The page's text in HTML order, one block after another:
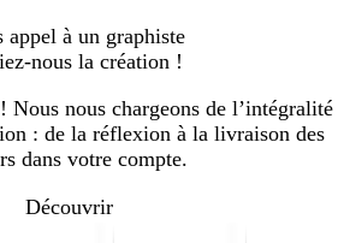
appel à un graphiste
nous la création !
Nous nous chargeons de l’intégralité
: de la réflexion à la livraison des
dans votre compte.
Découvrir